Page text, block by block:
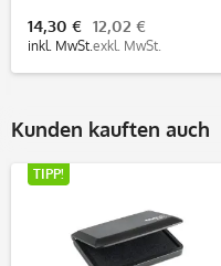
14,30 €
inkl. MwSt.
12,02 €
exkl. MwSt.
Kunden kauften auch
TIPP!